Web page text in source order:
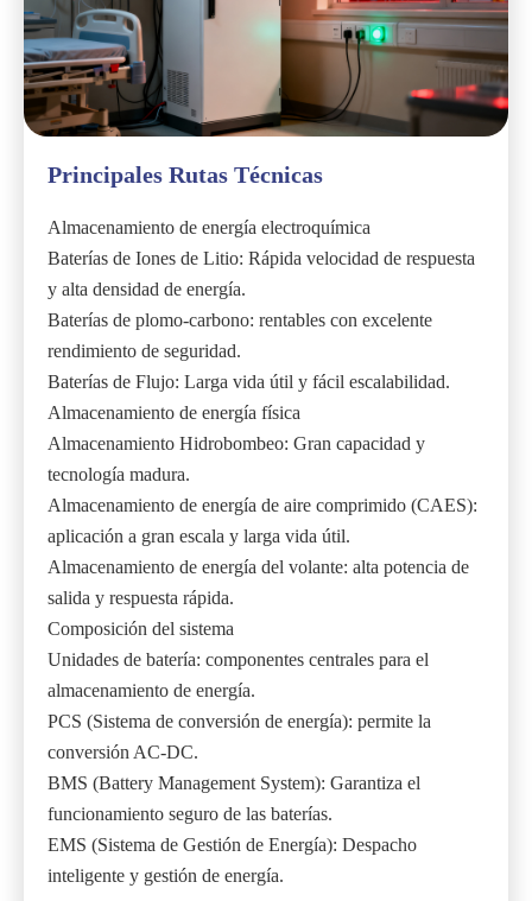
Principales Rutas Técnicas
Almacenamiento de energía electroquímica
Baterías de Iones de Litio: Rápida velocidad de respuesta
y alta densidad de energía.
Baterías de plomo-carbono: rentables con excelente
rendimiento de seguridad.
Baterías de Flujo: Larga vida útil y fácil escalabilidad.
Almacenamiento de energía física
Almacenamiento Hidrobombeo: Gran capacidad y
tecnología madura.
Almacenamiento de energía de aire comprimido (CAES):
aplicación a gran escala y larga vida útil.
Almacenamiento de energía del volante: alta potencia de
salida y respuesta rápida.
Composición del sistema
Unidades de batería: componentes centrales para el
almacenamiento de energía.
PCS (Sistema de conversión de energía): permite la
conversión AC-DC.
BMS (Battery Management System): Garantiza el
funcionamiento seguro de las baterías.
EMS (Sistema de Gestión de Energía): Despacho
inteligente y gestión de energía.